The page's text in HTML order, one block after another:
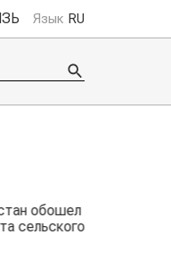
Язык RU
обошел
сельского